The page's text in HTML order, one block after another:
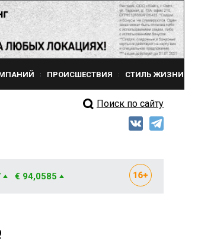
ПРОИСШЕСТВИЯ СТИЛЬ ЖИЗНИ
Поиск по сайту
€ 94,0585